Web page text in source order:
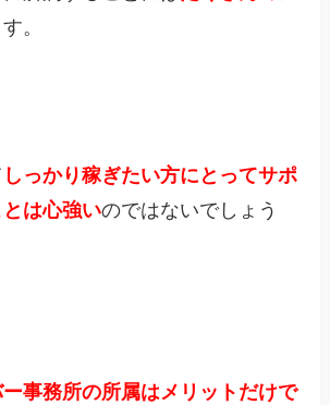
。
しっかり稼ぎたい方にとってサポ
は心強いのではないでしょう
ー事務所の所属はメリットだけで